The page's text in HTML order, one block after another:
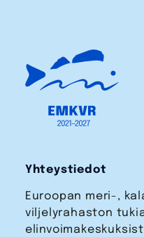
Yhteystiedot
Euroopan meri-,
viljelyrahaston